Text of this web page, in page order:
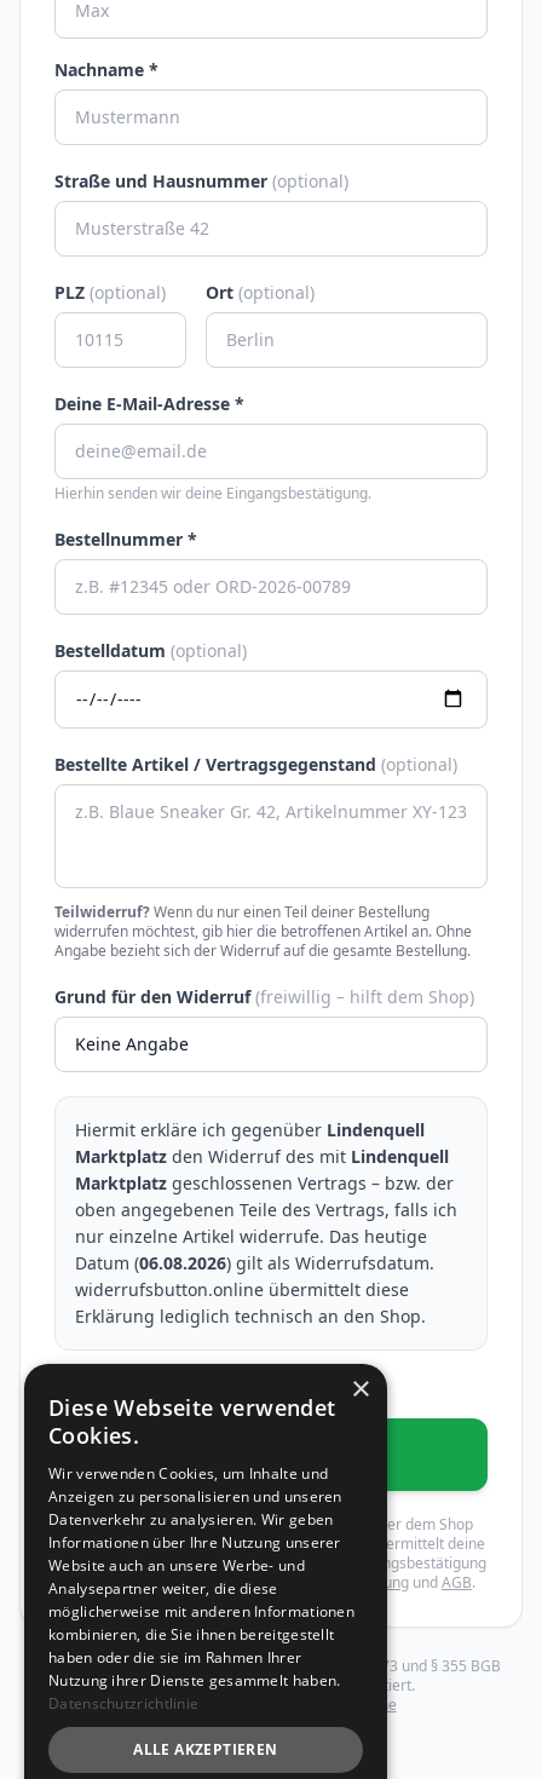
Nachname *
Straße und Hausnummer (optional)
PLZ (optional) Ort (optional)
Deine E-Mail-Adresse *
Hierhin senden wir deine Eingangsbestätigung.
Bestellnummer *
Bestelldatum (optional)
Bestellte Artikel / Vertragsgegenstand (optional)
Teilwiderruf?Wenn du nur einen Teil deiner Bestellung
widerrufen möchtest, gib hier die betroffenen Artikel an. Ohne
Angabe bezieht sich der Widerruf auf die gesamte Bestellung.
Grund für den Widerruf(freiwillig – hilft dem Shop)
Hiermit erkläre ich gegenüber Lindenquell
Marktplatz den Widerruf des mit Lindenquell
Marktplatz geschlossenen Vertrags – bzw. der
oben angegebenen Teile des Vertrags, falls ich
nur einzelne Artikel widerrufe. Das heutige
Datum (06.08.2026) gilt als Widerrufsdatum.
widerrufsbutton.online übermittelt diese
Erklärung lediglich technisch an den Shop.
Mit dem Absenden wird dein Widerruf gegenüber dem Shop
rechtswirksam erklärt. widerrufsbutton.online übermittelt deine
Erklärung an den Shop und schickt dir eine Eingangsbestätigung
per E-Mail. Es gelten unsereDatenschutzerklärung undAGB.
Dieser Widerruf wird gemäß EU-Richtlinie 2023/2673 und § 355 BGB
elektronisch verarbeitet und dokumentiert.
Betrieben von
widerrufsbutton.online
×
Diese Webseite verwendet
Cookies.
Wir verwenden Cookies, um Inhalte und
Anzeigen zu personalisieren und unseren
Datenverkehr zu analysieren. Wir geben
Informationen über Ihre Nutzung unserer
Website auch an unsere Werbe- und
Analysepartner weiter, die diese
möglicherweise mit anderen Informationen
kombinieren, die Sie ihnen bereitgestellt
haben oder die sie im Rahmen Ihrer
Nutzung ihrer Dienste gesammelt haben.
Datenschutzrichtlinie
ALLE AKZEPTIEREN